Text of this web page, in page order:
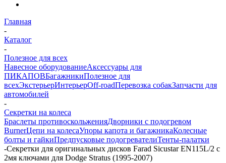
Главная
-
Каталог
-
Полезное для всех
Навесное оборудованиеАксессуары для
ПИКАПОВБагажникиПолезное для
всехЭкстерьерИнтерьерOff-roadПеревозка собакЗапчасти для
автомобилей
-
Секретки на колеса
Браслеты противоскольженияДворники с подогревом
BurnerЦепи на колесаУпоры капота и багажникаКолесные
болты и гайкиПредпусковые подогревателиТенты-палатки
-Секретки для оригинальных дисков Farad Sicustar EN115L/2 с
2мя ключами для Dodge Stratus (1995-2007)